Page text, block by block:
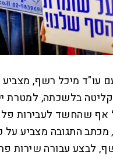
עו"ד מיכל רשף,
בלשכתה, למטרת
שהחשד לעבירות
התגובה מצביע על
לבצע עבורה שירות